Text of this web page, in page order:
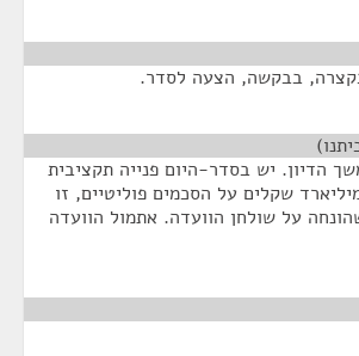
בבקשה, הצעה לסדר.
הדיון. יש בסדר-היום פנייה תקציבית
שקלים על הסכמים פוליטיים, זו
על שולחן הוועדה. אתמול הוועדה